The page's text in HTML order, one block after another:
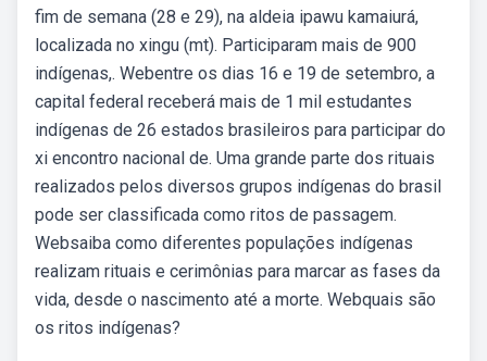
fim de semana (28 e 29), na aldeia ipawu kamaiurá,
localizada no xingu (mt). Participaram mais de 900
indígenas,. Webentre os dias 16 e 19 de setembro, a
capital federal receberá mais de 1 mil estudantes
indígenas de 26 estados brasileiros para participar do
xi encontro nacional de. Uma grande parte dos rituais
realizados pelos diversos grupos indígenas do brasil
pode ser classificada como ritos de passagem.
Websaiba como diferentes populações indígenas
realizam rituais e cerimônias para marcar as fases da
vida, desde o nascimento até a morte. Webquais são
os ritos indígenas?